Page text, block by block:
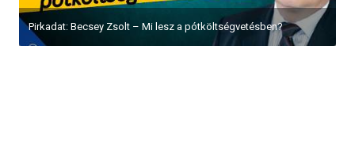
Pirkadat: Becsey Zsolt – Mi lesz a pótköltségvetésben?